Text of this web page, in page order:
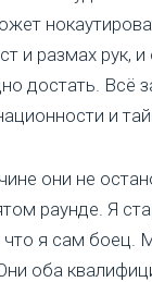
и размах рук,
достать. Всё
и
они не
раунде. Я
что я сам боец.
оба